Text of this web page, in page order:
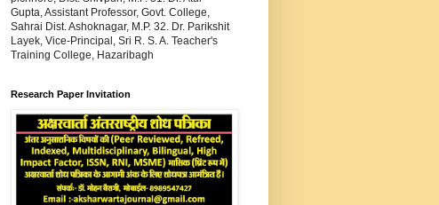
Gupta, Assistant Professor, Govt. College,
Sahrai Dist. Ashoknagar, M.P. 32. Dr. Parikshit
Layek, Vice-Principal, Sri R. S. A. Teacher's
Training College, Hazaribagh
Research Paper Invitation